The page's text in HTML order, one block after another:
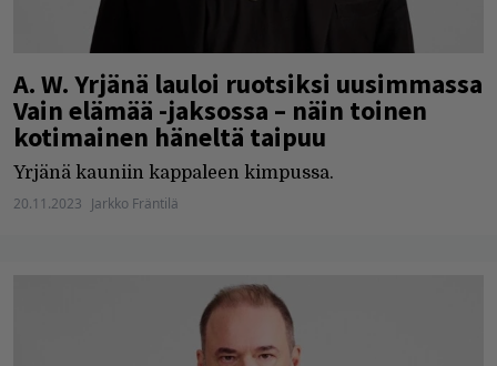
A. W. Yrjänä lauloi ruotsiksi uusimmassa
Vain elämää -jaksossa – näin toinen
kotimainen häneltä taipuu
Yrjänä kauniin kappaleen kimpussa.
20.11.2023 Jarkko Fräntilä